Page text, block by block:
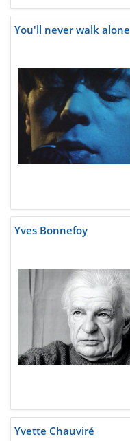
You'll never walk alone
Yves Bonnefoy
Yvette Chauviré